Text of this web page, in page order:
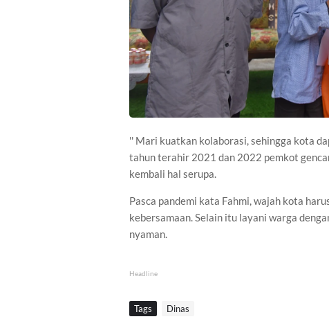
'' Mari kuatkan kolaborasi, sehingga kota
tahun terahir 2021 dan 2022 pemkot
kembali hal serupa.
Pasca pandemi kata Fahmi, wajah kota
kebersamaan. Selain itu layani warga
nyaman.
Headline
Tags Dinas